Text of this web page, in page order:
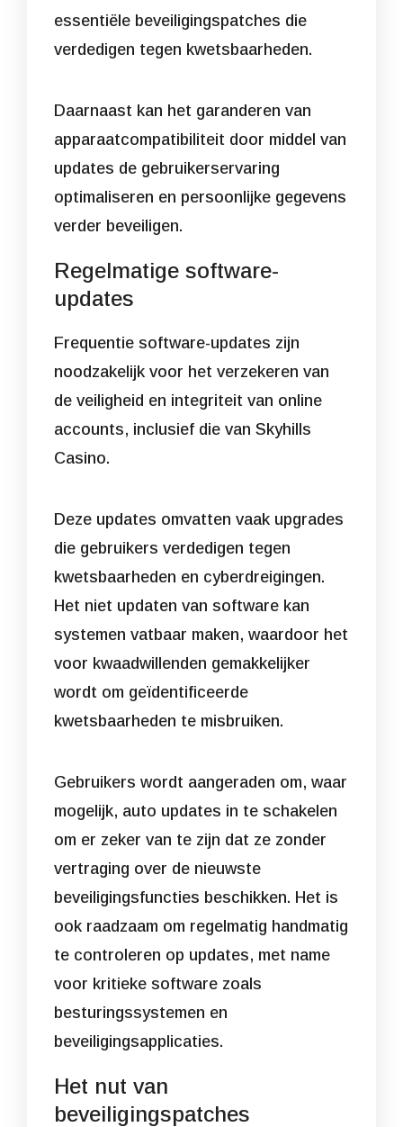
essentiële beveiligingspatches die
verdedigen tegen kwetsbaarheden.
Daarnaast kan het garanderen van
apparaatcompatibiliteit door middel van
updates de gebruikerservaring
optimaliseren en persoonlijke gegevens
verder beveiligen.
Regelmatige software-
updates
Frequentie software-updates zijn
noodzakelijk voor het verzekeren van
de veiligheid en integriteit van online
accounts, inclusief die van Skyhills
Casino.
Deze updates omvatten vaak upgrades
die gebruikers verdedigen tegen
kwetsbaarheden en cyberdreigingen.
Het niet updaten van software kan
systemen vatbaar maken, waardoor het
voor kwaadwillenden gemakkelijker
wordt om geïdentificeerde
kwetsbaarheden te misbruiken.
Gebruikers wordt aangeraden om, waar
mogelijk, auto updates in te schakelen
om er zeker van te zijn dat ze zonder
vertraging over de nieuwste
beveiligingsfuncties beschikken. Het is
ook raadzaam om regelmatig handmatig
te controleren op updates, met name
voor kritieke software zoals
besturingssystemen en
beveiligingsapplicaties.
Het nut van
beveiligingspatches